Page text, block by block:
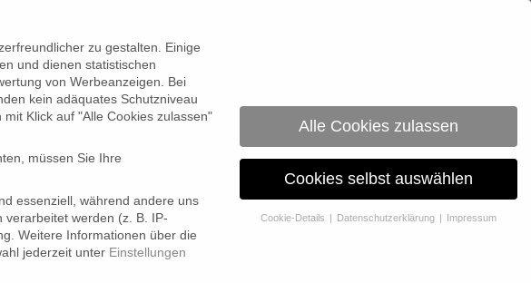
Corona Zeit
zu gestalten. Einige
und dienen statistischen
von Werbeanzeigen. Bei
kein adäquates Schutzniveau
Klick auf "Alle Cookies zulassen"
müssen Sie Ihre
essenziell, während andere uns
verarbeitet werden (z. B. IP-
Weitere Informationen über die
jederzeit unter Einstellungen
Alle Cookies zulassen
Cookies selbst auswählen
Cookie-Details Datenschutzerklärung Impressum